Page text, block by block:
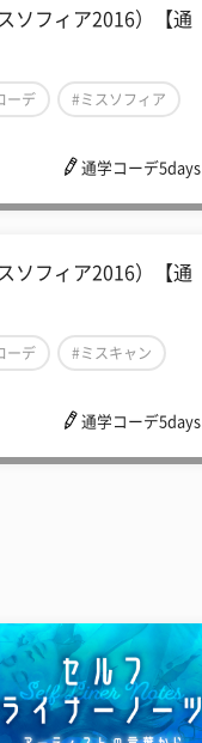
ソフィア2016）【通
ーデ #ミスソフィア
通学コーデ5days
ソフィア2016）【通
ーデ #ミスキャン
通学コーデ5days